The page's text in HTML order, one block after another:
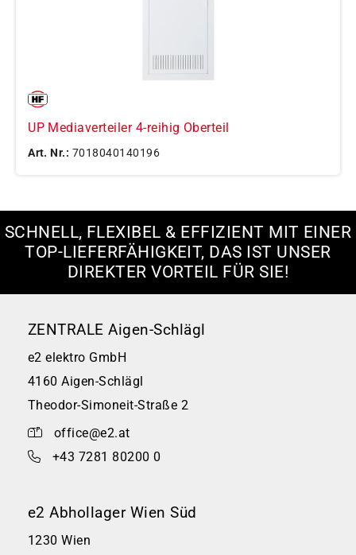
UP Mediaverteiler 4-reihig Oberteil
Art. Nr.: 7018040140196
SCHNELL, FLEXIBEL & EFFIZIENT MIT EINER
TOP-LIEFERFÄHIGKEIT, DAS IST UNSER
DIREKTER VORTEIL FÜR SIE!
ZENTRALE Aigen-Schlägl
e2 elektro GmbH
4160 Aigen-Schlägl
Theodor-Simoneit-Straße 2
office@e2.at
+43 7281 80200 0
e2 Abhollager Wien Süd
1230 Wien